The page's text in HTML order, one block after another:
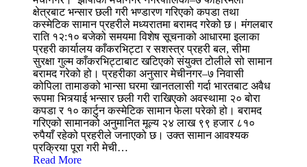
क्षेत्रबाट भन्सार छली गरी भण्डारण गरिएको कपडा तथा
कस्मेटिक सामान प्रहरीले मध्यरातमा बरामद गरेको छ। मंगलबार
राति १२:१० बजेको समयमा विशेष सूचनाको आधारमा इलाका
प्रहरी कार्यालय काँकरभिट्टा र सशस्त्र प्रहरी बल, सीमा
सुरक्षा गुल्म काँकरभिट्टाबाट खटिएको संयुक्त टोलीले सो सामान
बरामद गरेको हो। प्रहरीका अनुसार मेचीनगर–७ निवासी
कोपिला तामाङको भान्सा घरमा खानतलासी गर्दा भारतबाट अवैध
रूपमा भित्र्याई भन्सार छली गरी राखिएको अवस्थामा २० बोरा
कपडा र १० कार्टुन कस्मेटिक सामान फेला परेको हो। बरामद
गरिएको सामानको अनुमानित मूल्य २४ लाख ९९ हजार ८१०
रुपैयाँ रहेको प्रहरीले जनाएको छ। उक्त सामान आवश्यक
प्रक्रिया पूरा गरी मेची…
Read More